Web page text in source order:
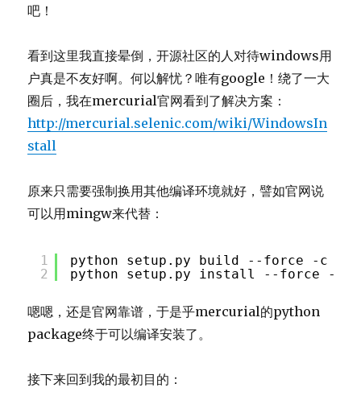
吧！
看到这里我直接晕倒，开源社区的人对待windows用
户真是不友好啊。何以解忧？唯有google！绕了一大
圈后，我在mercurial官网看到了解决方案：
http://mercurial.selenic.com/wiki/WindowsIn
stall
原来只需要强制换用其他编译环境就好，譬如官网说
可以用mingw来代替：
1
2
python setup.py build --force -c
python setup.py install --force --
嗯嗯，还是官网靠谱，于是乎mercurial的python
package终于可以编译安装了。
接下来回到我的最初目的：